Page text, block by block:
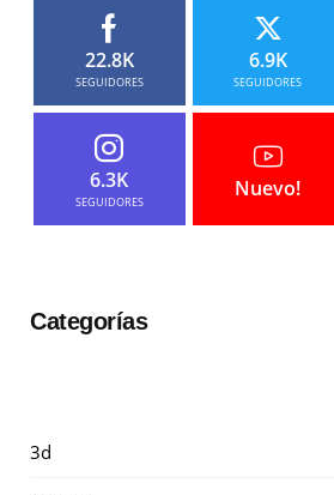
22.8K
SEGUIDORES
6.9K
SEGUIDORES
6.3K
SEGUIDORES
Nuevo!
Categorías
3d